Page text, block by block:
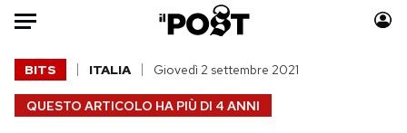
Auto
HOME
QUESTO ARTICOLO HA PIÙ DI 4 ANNI
BITS ITALIA Giovedì 2 settembre 2021